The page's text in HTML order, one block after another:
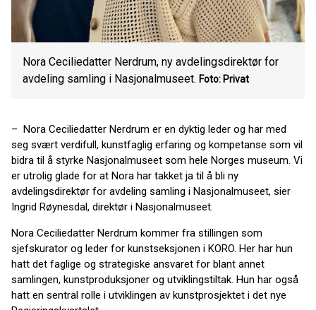
Nora Ceciliedatter Nerdrum, ny avdelingsdirektør for
avdeling samling i Nasjonalmuseet. Foto: Privat
– Nora Ceciliedatter Nerdrum er en dyktig leder og har med
seg svært verdifull, kunstfaglig erfaring og kompetanse som vil
bidra til å styrke Nasjonalmuseet som hele Norges museum. Vi
er utrolig glade for at Nora har takket ja til å bli ny
avdelingsdirektør for avdeling samling i Nasjonalmuseet, sier
Ingrid Røynesdal, direktør i Nasjonalmuseet.
Nora Ceciliedatter Nerdrum kommer fra stillingen som
sjefskurator og leder for kunstseksjonen i KORO. Her har hun
hatt det faglige og strategiske ansvaret for blant annet
samlingen, kunstproduksjoner og utviklingstiltak. Hun har også
hatt en sentral rolle i utviklingen av kunstprosjektet i det nye